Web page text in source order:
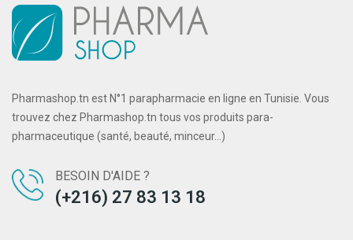
Pharmashop.tn est N°1 parapharmacie en ligne en Tunisie. Vous
trouvez chez Pharmashop.tn tous vos produits para-
pharmaceutique (santé, beauté, minceur...)
BESOIN D'AIDE ?
(+216) 27 83 13 18